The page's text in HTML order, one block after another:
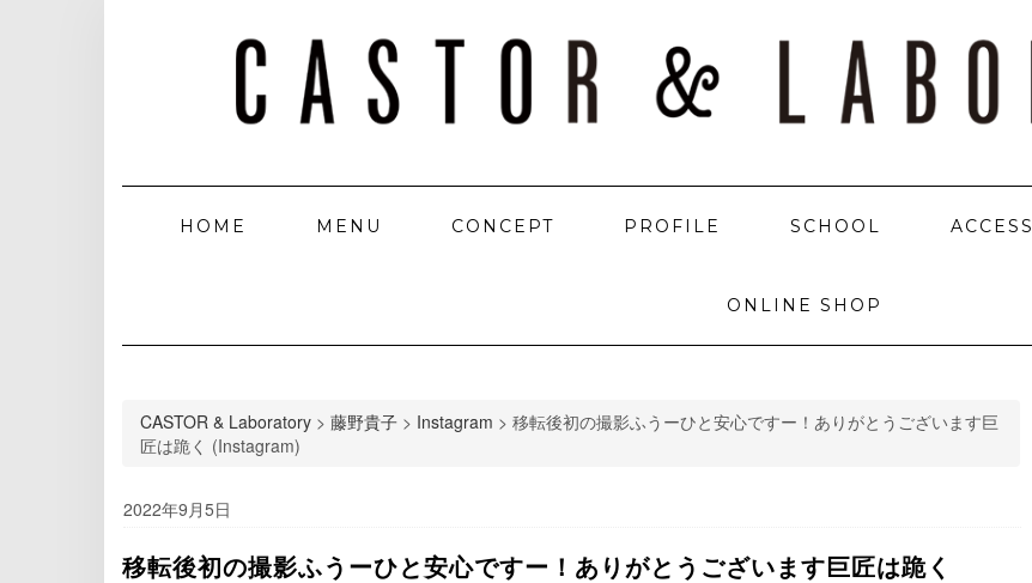
HOME MENU CONCEPT PROFILE SCHOOL ACCESS
ONLINE SHOP
CASTOR & Laboratory > 藤野貴子 > Instagram > 移転後初の撮影ふうーひと安心ですー！ありがとうございます巨
匠は跪く (Instagram)
2022年9月5日
移転後初の撮影ふうーひと安心ですー！ありがとうございます巨匠は跪く